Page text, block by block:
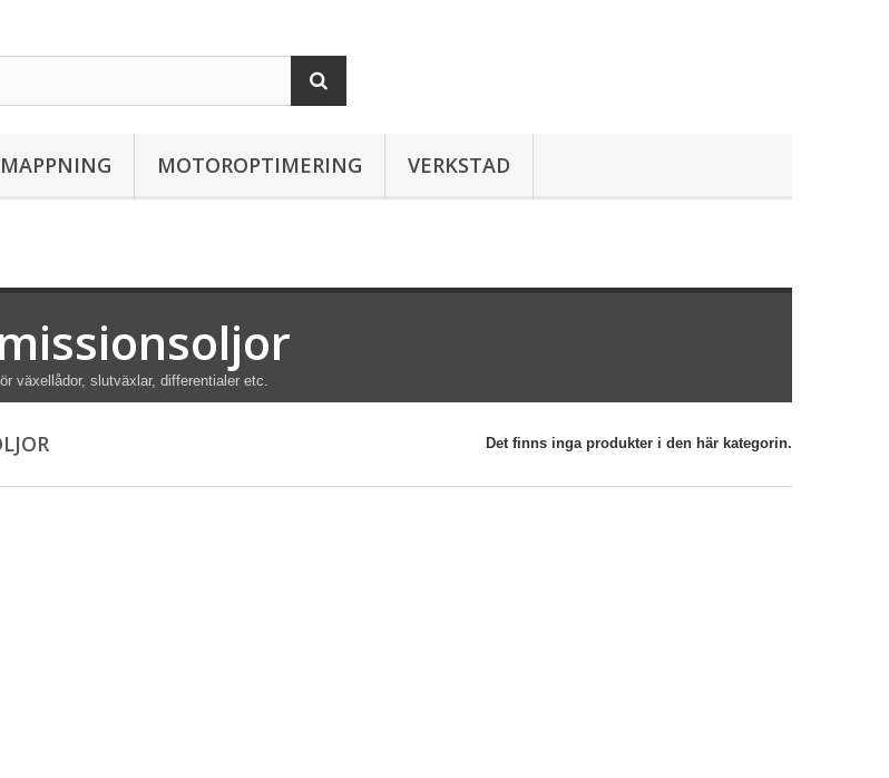
MOTOROPTIMERING VERKSTAD
växellådor, slutväxlar, differentialer etc.
Det finns inga produkter i den här kategorin.